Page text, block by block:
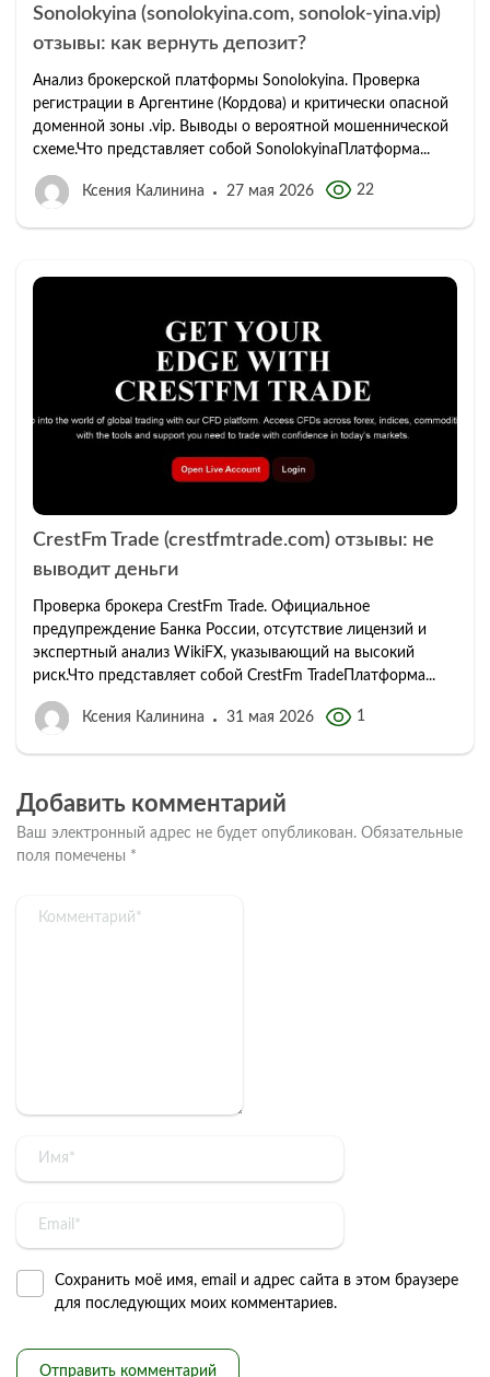
Sonolokyina (sonolokyina.com, sonolok-yina.vip)
отзывы: как вернуть депозит?
Анализ брокерской платформы Sonolokyina. Проверка
регистрации в Аргентине (Кордова) и критически опасной
доменной зоны .vip. Выводы о вероятной мошеннической
схеме.Что представляет собой SonolokyinaПлатформа...
Ксения Калинина 27 мая 2026 22
CrestFm Trade (crestfmtrade.com) отзывы: не
выводит деньги
Проверка брокера CrestFm Trade. Официальное
предупреждение Банка России, отсутствие лицензий и
экспертный анализ WikiFX, указывающий на высокий
риск.Что представляет собой CrestFm TradeПлатформа...
Ксения Калинина 31 мая 2026 1
Добавить комментарий
Ваш электронный адрес не будет опубликован. Обязательные
поля помечены *
Сохранить моё имя, email и адрес сайта в этом браузере
для последующих моих комментариев.